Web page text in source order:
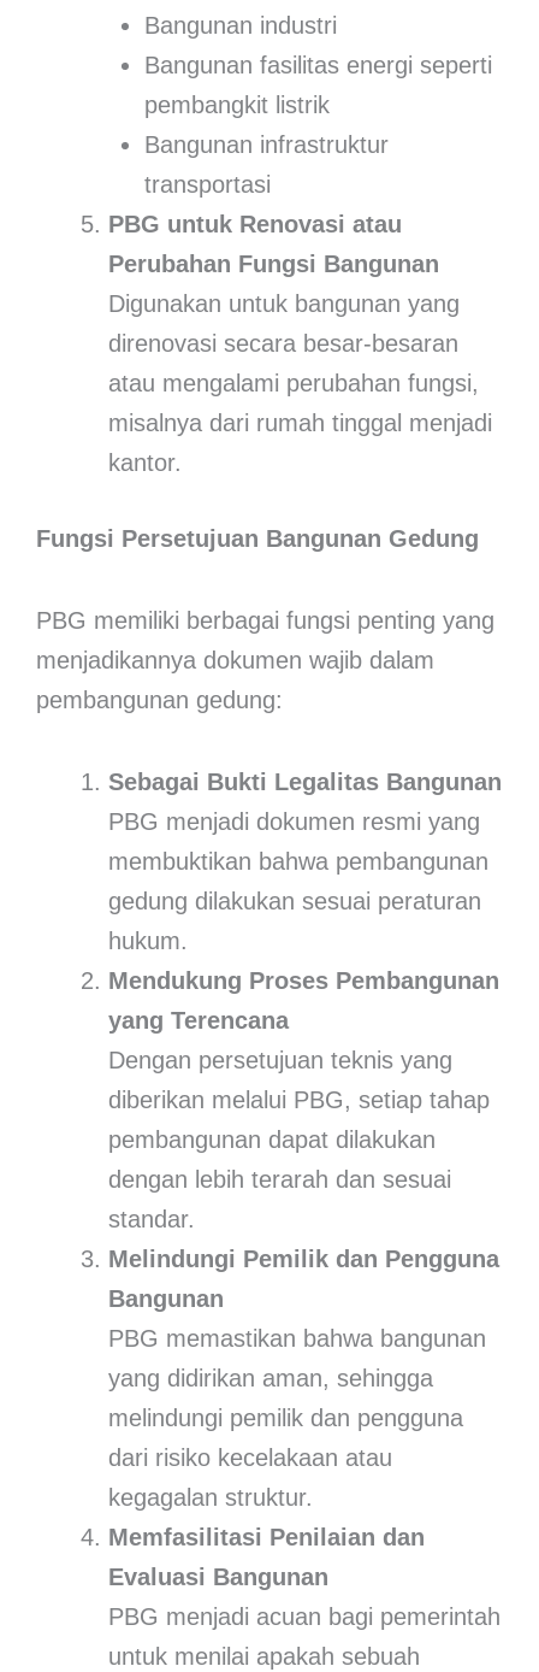
Bangunan industri
Bangunan fasilitas energi seperti
pembangkit listrik
Bangunan infrastruktur
transportasi
PBG untuk Renovasi atau
Perubahan Fungsi Bangunan
Digunakan untuk bangunan yang
direnovasi secara besar-besaran
atau mengalami perubahan fungsi,
misalnya dari rumah tinggal menjadi
kantor.
Fungsi Persetujuan Bangunan Gedung
PBG memiliki berbagai fungsi penting yang
menjadikannya dokumen wajib dalam
pembangunan gedung:
Sebagai Bukti Legalitas Bangunan
PBG menjadi dokumen resmi yang
membuktikan bahwa pembangunan
gedung dilakukan sesuai peraturan
hukum.
Mendukung Proses Pembangunan
yang Terencana
Dengan persetujuan teknis yang
diberikan melalui PBG, setiap tahap
pembangunan dapat dilakukan
dengan lebih terarah dan sesuai
standar.
Melindungi Pemilik dan Pengguna
Bangunan
PBG memastikan bahwa bangunan
yang didirikan aman, sehingga
melindungi pemilik dan pengguna
dari risiko kecelakaan atau
kegagalan struktur.
Memfasilitasi Penilaian dan
Evaluasi Bangunan
PBG menjadi acuan bagi pemerintah
untuk menilai apakah sebuah